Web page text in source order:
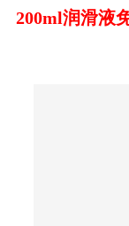
200ml润滑液